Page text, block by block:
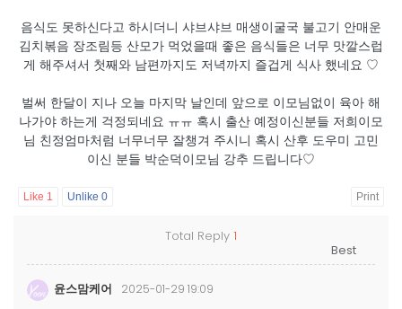
음식도 못하신다고 하시더니 샤브샤브 매생이굴국 불고기 안매운
김치볶음 장조림등 산모가 먹었을때 좋은 음식들은 너무 맛깔스럽
게 해주셔서 첫째와 남편까지도 저녁까지 즐겁게 식사 했네요 ♡
벌써 한달이 지나 오늘 마지막 날인데 앞으로 이모님없이 육아 해
나가야 하는게 걱정되네요 ㅠㅠ 혹시 출산 예정이신분들 저희이모
님 친정엄마처럼 너무너무 잘챙겨 주시니 혹시 산후 도우미 고민
이신 분들 박순덕이모님 강추 드립니다♡
Like 1 Unlike 0 Print
Total Reply 1
윤스맘케어 2025-01-29 19:09